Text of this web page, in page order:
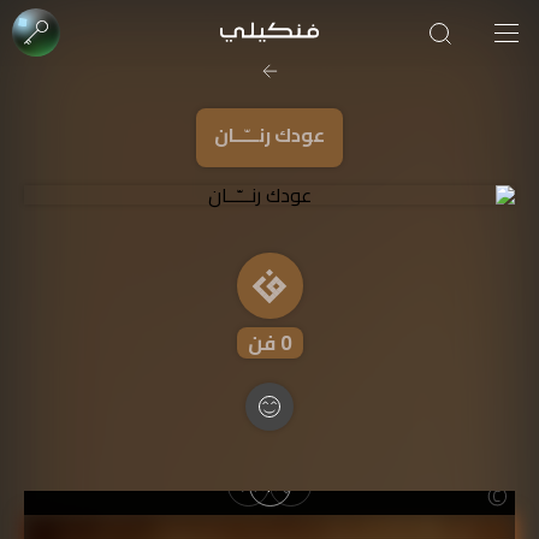
عودك رنـــّــان
0فن
صورة الغلاف من فن
SOUFIANE Abid